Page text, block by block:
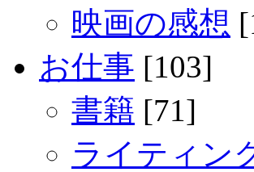
映画の感想
お仕事 [103]
書籍 [71]
ライティン